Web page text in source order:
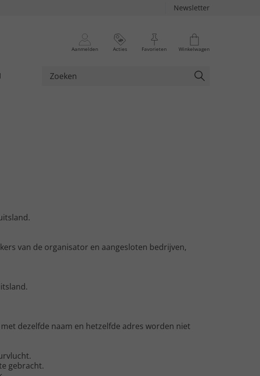
Newsletter
Aanmelden Acties Favorieten Winkelwagen
van de organisator en aangesloten bedrijven,
dezelfde naam en hetzelfde adres worden niet
gebracht.